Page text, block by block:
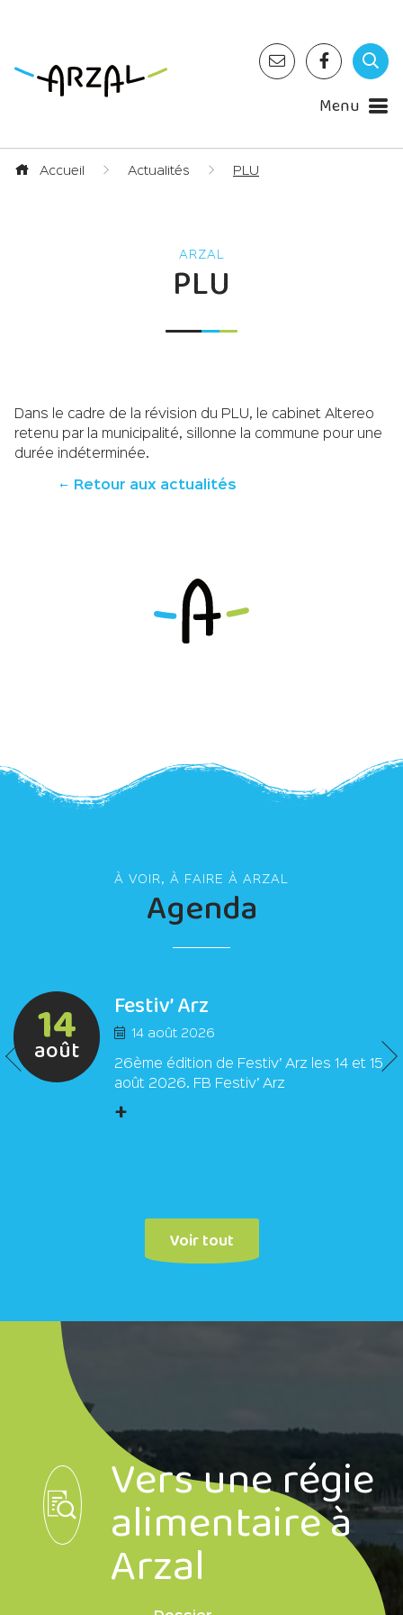
Menu
Accueil Actualités PLU
PLU
Dans le cadre de la révision du PLU, le cabinet Altereo
retenu par la municipalité, sillonne la commune pour une
durée indéterminée.
Retour aux actualités
À VOIR, À FAIRE À ARZAL
Agenda
14
août
Festiv’ Arz
14 août 2026
26ème édition de Festiv’ Arz les 14 et 15
août 2026. FB Festiv’ Arz
+
Voir tout
Vers une régie
alimentaire à
Arzal